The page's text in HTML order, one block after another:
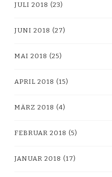
JULI 2018 (23)
JUNI 2018 (27)
MAI 2018 (25)
APRIL 2018 (15)
MÄRZ 2018 (4)
FEBRUAR 2018 (5)
JANUAR 2018 (17)